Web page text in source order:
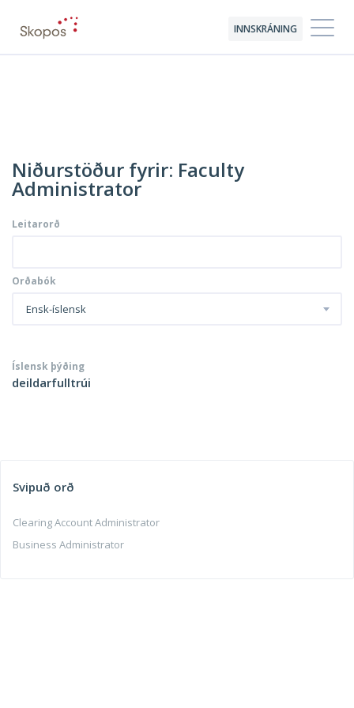
INNSKRÁNING
Niðurstöður fyrir: Faculty
Administrator
Leitarorð
Orðabók
Ensk-íslensk
Íslensk þýðing
deildarfulltrúi
Svipuð orð
Clearing Account Administrator
Business Administrator